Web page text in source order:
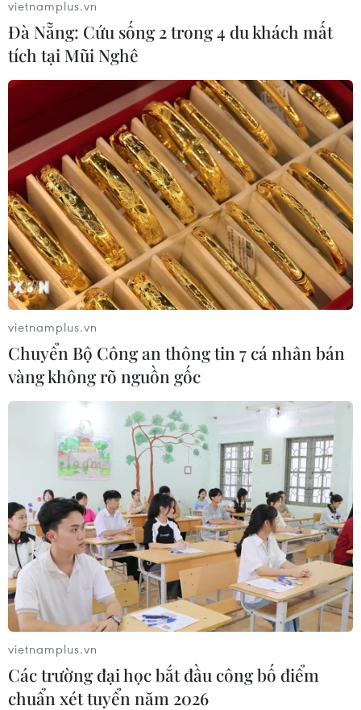
G20: Nhật Bản nhấn mạnh sự cần thiết
của thương mại tự do
23/11/2019 08:40
Ngoại trưởng Nhật Bản Toshimitsu Motegi nhấn mạnh
sự cần thiết phải tăng cường hệ thống thương mại tự do
vì tăng trưởng kinh tế toàn cầu.
vietnamplus.vn
Đà Nẵng: Cứu sống 2 trong 4 du khách mất
tích tại Mũi Nghê
vietnamplus.vn
Chuyển Bộ Công an thông tin 7 cá nhân bán
vàng không rõ nguồn gốc
vietnamplus.vn
Các trường đại học bắt đầu công bố điểm
chuẩn xét tuyển năm 2026